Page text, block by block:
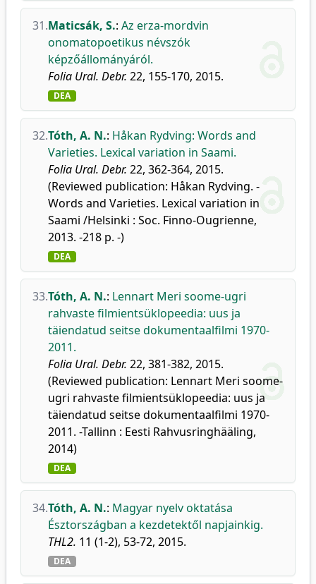
31.Maticsák, S.: Az erza-mordvin
onomatopoetikus névszók
képzőállományáról.
Folia Ural. Debr. 22, 155-170, 2015.
DEA
32.Tóth, A. N.: Håkan Rydving: Words and
Varieties. Lexical variation in Saami.
Folia Ural. Debr. 22, 362-364, 2015.
(Reviewed publication: Håkan Rydving. -
Words and Varieties. Lexical variation in
Saami /Helsinki : Soc. Finno-Ougrienne,
2013. -218 p. -)
DEA
33.Tóth, A. N.: Lennart Meri soome-ugri
rahvaste filmientsüklopeedia: uus ja
täiendatud seitse dokumentaalfilmi 1970-
2011.
Folia Ural. Debr. 22, 381-382, 2015.
(Reviewed publication: Lennart Meri soome-
ugri rahvaste filmientsüklopeedia: uus ja
täiendatud seitse dokumentaalfilmi 1970-
2011. -Tallinn : Eesti Rahvusringhääling,
2014)
DEA
34.Tóth, A. N.: Magyar nyelv oktatása
Észtországban a kezdetektől napjainkig.
THL2. 11 (1-2), 53-72, 2015.
DEA